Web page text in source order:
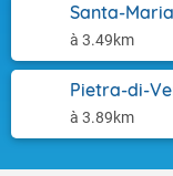
Santa-
à 3.49km
Pietra-di-
à 3.89km